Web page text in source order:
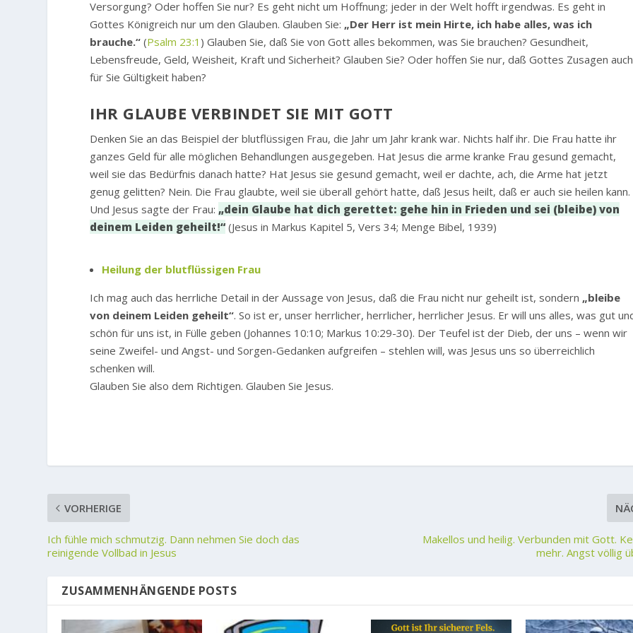
Versorgung? Oder hoffen Sie nur? Es geht nicht um Hoffnung; jeder in der Welt hofft irgendwas. Es geht in
Gottes Königreich nur um den Glauben. Glauben Sie: „Der Herr ist mein Hirte, ich habe alles, was ich
brauche.“ (Psalm 23:1 ) Glauben Sie, daß Sie von Gott alles bekommen, was Sie brauchen? Gesundheit,
Lebensfreude, Geld, Weisheit, Kraft und Sicherheit? Glauben Sie? Oder hoffen Sie nur, daß Gottes Zusagen auch
für Sie Gültigkeit haben?
IHR GLAUBE VERBINDET SIE MIT GOTT
Denken Sie an das Beispiel der blutflüssigen Frau, die Jahr um Jahr krank war. Nichts half ihr. Die Frau hatte ihr
ganzes Geld für alle möglichen Behandlungen ausgegeben. Hat Jesus die arme kranke Frau gesund gemacht,
weil sie das Bedürfnis danach hatte? Hat Jesus sie gesund gemacht, weil er dachte, ach, die Arme hat jetzt
genug gelitten? Nein. Die Frau glaubte, weil sie überall gehört hatte, daß Jesus heilt, daß er auch sie heilen kann.
Und Jesus sagte der Frau:„dein Glaube hat dich gerettet: gehe hin in Frieden und sei (bleibe) von
deinem Leiden geheilt!“ (Jesus in Markus Kapitel 5, Vers 34; Menge Bibel, 1939)
Heilung der blutflüssigen Frau
Ich mag auch das herrliche Detail in der Aussage von Jesus, daß die Frau nicht nur geheilt ist, sondern „bleibe
von deinem Leiden geheilt“. So ist er, unser herrlicher, herrlicher, herrlicher Jesus. Er will uns alles, was gut
schön für uns ist, in Fülle geben (Johannes 10:10; Markus 10:29-30). Der Teufel ist der Dieb, der uns – wenn wir
seine Zweifel- und Angst- und Sorgen-Gedanken aufgreifen – stehlen will, was Jesus uns so überreichlich
schenken will.
Glauben Sie also dem Richtigen. Glauben Sie Jesus.
VORHERIGE
Ich fühle mich schmutzig. Dann nehmen Sie doch das
reinigende Vollbad in Jesus
Makellos und heilig. Verbunden mit Gott.
mehr. Angst völlig
ZUSAMMENHÄNGENDE POSTS